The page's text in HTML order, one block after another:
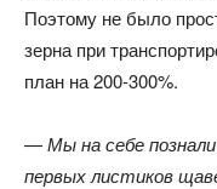
Поэтому не было
зерна при
план на 200-300%.
—Мы на себе
первых листиков